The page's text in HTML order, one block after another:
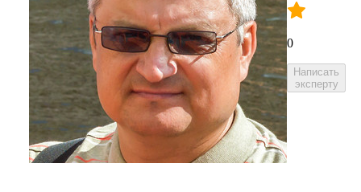
0
Написать
эксперту